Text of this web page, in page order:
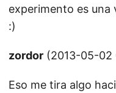
experimento es
:)
zordor (2013-05-02
Eso me tira algo